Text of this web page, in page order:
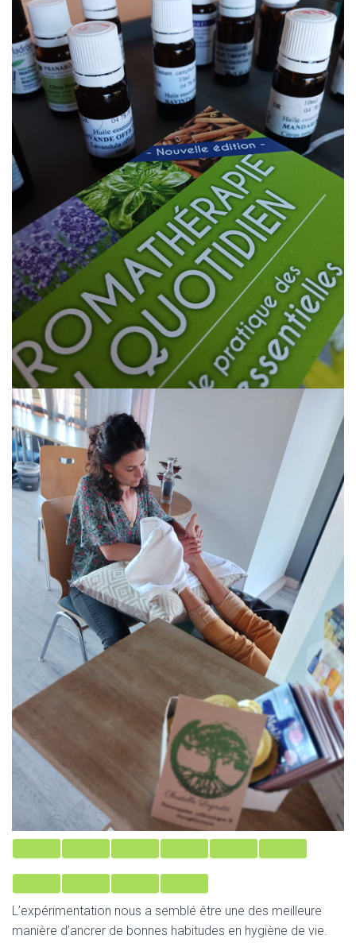
L’expérimentation nous a semblé être une des meilleure
manière d’ancrer de bonnes habitudes en hygiène de vie.